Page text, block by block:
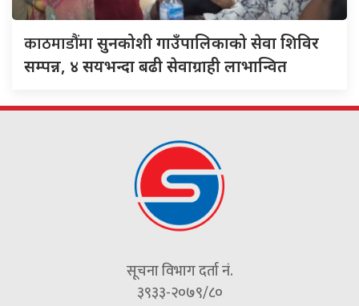
काठमाडौंमासुनकोशी गाउँपालिकाको सेवा शिविर
सम्पन्न, ४ सयभन्दा बढी सेवाग्राही लाभान्वित
सूचना विभाग दर्ता नं.
३९३३-२०७९/८०